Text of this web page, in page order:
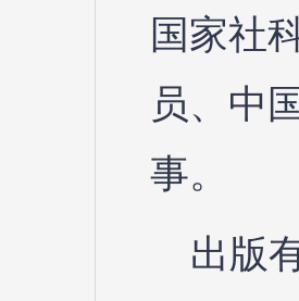
国家社
员、中
事。
出版